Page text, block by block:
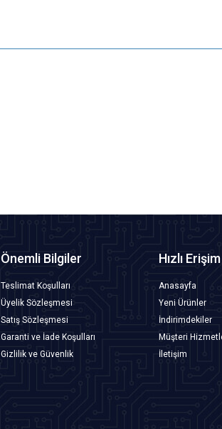
Önemli Bilgiler
Teslimat Koşulları
Üyelik Sözleşmesi
Satış Sözleşmesi
Garanti ve İade Koşulları
Gizlilik ve Güvenlik
Hızlı Erişim
Anasayfa
Yeni Ürünler
İndirimdekiler
Müşteri
İletişim